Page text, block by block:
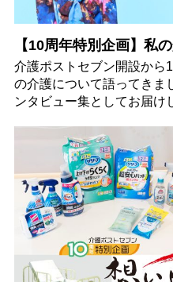
【10周年特別企画】私
介護ポストセブン開設から
の介護について語ってきま
ンタビュー集としてお届け